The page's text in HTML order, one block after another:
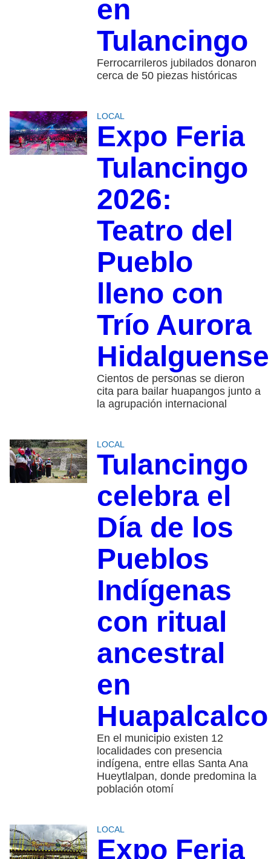
en
Tulancingo
Ferrocarrileros jubilados donaron
cerca de 50 piezas históricas
LOCAL
Expo Feria
Tulancingo
2026:
Teatro del
Pueblo
lleno con
Trío Aurora
Hidalguense
Cientos de personas se dieron
cita para bailar huapangos junto a
la agrupación internacional
LOCAL
Tulancingo
celebra el
Día de los
Pueblos
Indígenas
con ritual
ancestral
en
Huapalcalco
En el municipio existen 12
localidades con presencia
indígena, entre ellas Santa Ana
Hueytlalpan, donde predomina la
población otomí
LOCAL
Expo Feria